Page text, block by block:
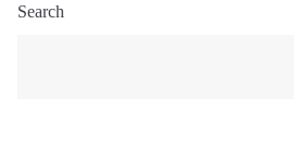
Search